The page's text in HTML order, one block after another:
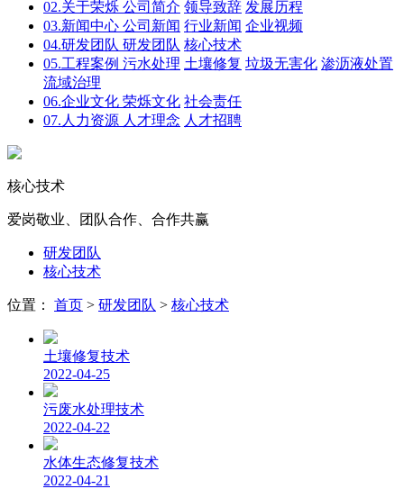
02.关于荣烁 公司简介 领导致辞 发展历程
03.新闻中心 公司新闻 行业新闻 企业视频
04.研发团队 研发团队 核心技术
05.工程案例 污水处理 土壤修复 垃圾无害化 渗沥液处置
流域治理
06.企业文化 荣烁文化 社会责任
07. 人力资源 人才理念 人才招聘
核心技术
爱岗敬业、团队合作、合作共赢
研发团队
核心技术
位置： 首页 > 研发团队 > 核心技术
土壤修复技术
2022-04-25
污废水处理技术
2022-04-22
水体生态修复技术
2022-04-21